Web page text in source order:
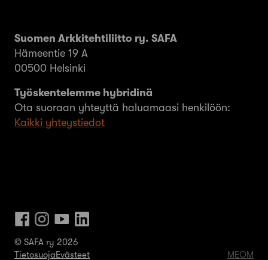
Suomen Arkkitehtiliitto ry. SAFA
Hämeentie 19 A
00500 Helsinki
Työskentelemme hybridinä
Ota suoraan yhteyttä haluamaasi henkilöön:
Kaikki yhteystiedot
© SAFA ry 2026
TietosuojaEvästeet MEOM